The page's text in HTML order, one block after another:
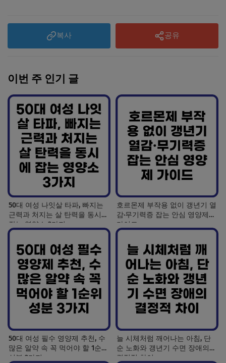
복사 공유
이번 주 인기 글
50대 여성 나잇살 타파, 빠지는
근력과 처지는 살 탄력을 동시에
잡는 영양소 3가지
호르몬제 부작용 없이 갱년기 열
감·무기력증 잡는 안심 영양제
가이드
50대 여성 필수 영양제 추천, 수
많은 알약 속 꼭 먹어야 할 1순위
성분 3가지
늘 시체처럼 깨어나는 아침, 단
순 노화와 갱년기 수면 장애의
결정적 차이